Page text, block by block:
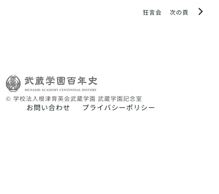
次の頁
狂言会
© 学校法人根津育英会武蔵学園 武蔵学園記念室
お問い合わせ プライバシーポリシー